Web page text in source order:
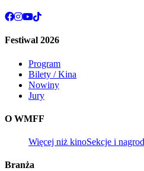
Festiwal 2026
Program
Bilety / Kina
Nowiny
Jury
O WMFF
Więcej niż kinoSekcje i
Branża